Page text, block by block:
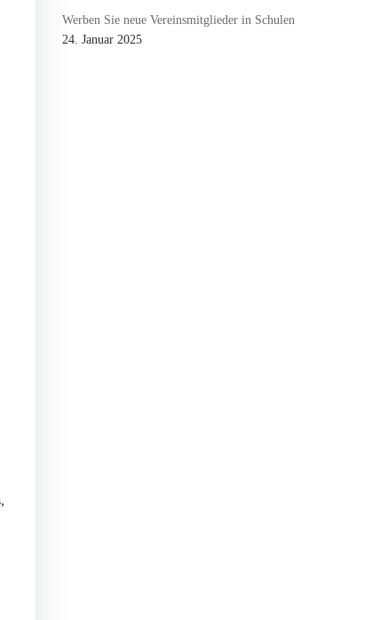
Werben Sie neue Vereinsmitglieder in Schulen
24. Januar 2025